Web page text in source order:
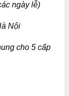
ngày lễ)
Nội
cho 5 cấp